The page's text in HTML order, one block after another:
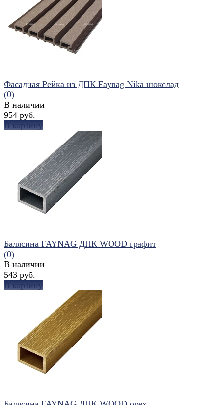
избранное сравнить
избранное сравнить
Фасадная Рейка из ДПК Faynag Nika шоколад
(0)
В наличии
954 руб.
В корзину
избранное сравнить
Балясина FAYNAG ДПК WOOD графит
(0)
В наличии
543 руб.
В корзину